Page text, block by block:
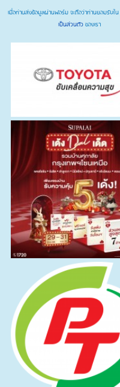
เมื่อท่านส่งข้อมูลผ่านฟอร์ม จะถือว่าท่านยอมรับใน
เป็นส่วนตัวของเรา